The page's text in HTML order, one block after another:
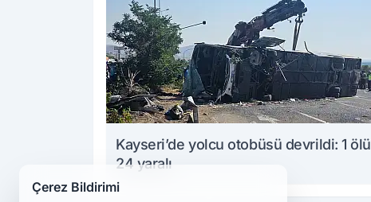
Kayseri’de yolcu otobüsü devrildi: 1 ölü
24 yaralı
Çerez Bildirimi